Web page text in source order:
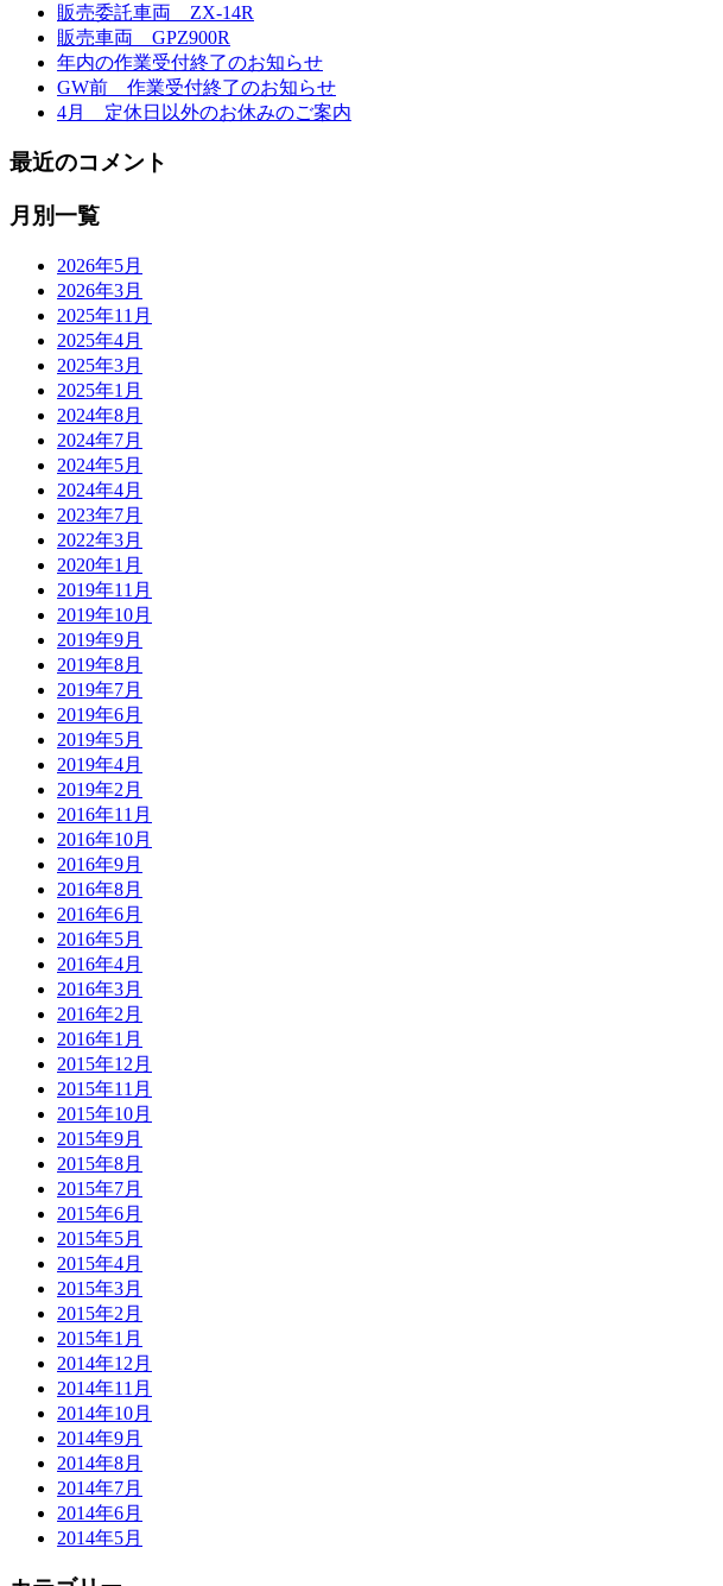
販売委託車両 ZX-14R
販売車両 GPZ900R
年内の作業受付終了のお知らせ
GW前 作業受付終了のお知らせ
4月 定休日以外のお休みのご案内
最近のコメント
月別一覧
2026年5月
2026年3月
2025年11月
2025年4月
2025年3月
2025年1月
2024年8月
2024年7月
2024年5月
2024年4月
2023年7月
2022年3月
2020年1月
2019年11月
2019年10月
2019年9月
2019年8月
2019年7月
2019年6月
2019年5月
2019年4月
2019年2月
2016年11月
2016年10月
2016年9月
2016年8月
2016年6月
2016年5月
2016年4月
2016年3月
2016年2月
2016年1月
2015年12月
2015年11月
2015年10月
2015年9月
2015年8月
2015年7月
2015年6月
2015年5月
2015年4月
2015年3月
2015年2月
2015年1月
2014年12月
2014年11月
2014年10月
2014年9月
2014年8月
2014年7月
2014年6月
2014年5月